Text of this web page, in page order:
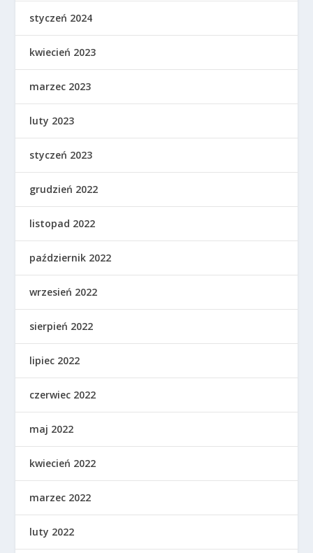
styczeń 2024
kwiecień 2023
marzec 2023
luty 2023
styczeń 2023
grudzień 2022
listopad 2022
październik 2022
wrzesień 2022
sierpień 2022
lipiec 2022
czerwiec 2022
maj 2022
kwiecień 2022
marzec 2022
luty 2022